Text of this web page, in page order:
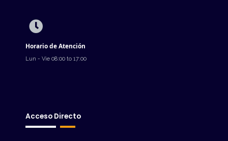
Horario de Atención
Lun - Vie 08:00 to 17:00
Acceso Directo